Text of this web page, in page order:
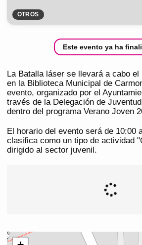
OTROS
Este evento ya ha
La Batalla láser se llevará a cabo el
en la Biblioteca Municipal de
evento, organizado por el
través de la Delegación de
dentro del programa Verano Joven
El horario del evento será de 10:00
clasifica como un tipo de actividad
dirigido al sector juvenil.